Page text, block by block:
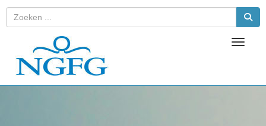
Toggle